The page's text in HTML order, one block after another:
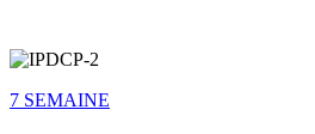
7 SEMAINE